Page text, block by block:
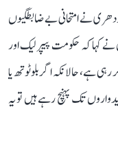
نے امتحانی بے ضابطگیوں
نے کہا کہ حکومت پیپر لیک اور
ہے، حالانکہ اگر بلوٹوتھ یا
تک پہنچ رہے ہیں تو یہ